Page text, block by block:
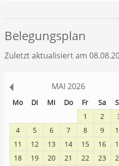
Belegungsplan
Zuletzt aktualisiert am
MAI 2026
Mo Di Mi Do Fr Sa
1 2
4
5 6 7 8 9
11
12 13 14 15 16
18
19 20 21 22 23